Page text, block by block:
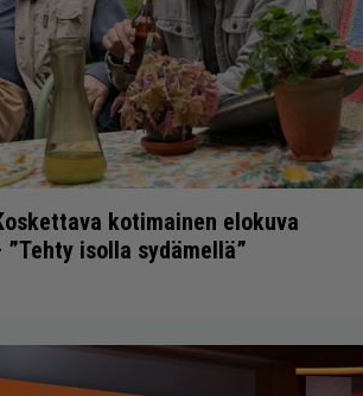
kotimainen elokuva
isolla sydämellä”